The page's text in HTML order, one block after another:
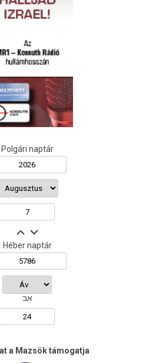
Polgári naptár
Héber naptár
אב
a Mazsök támogatja